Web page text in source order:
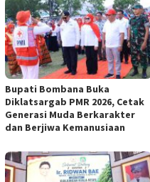
Bupati Bombana Buka
Diklatsargab PMR 2026, Cetak
Generasi Muda Berkarakter
dan Berjiwa Kemanusiaan